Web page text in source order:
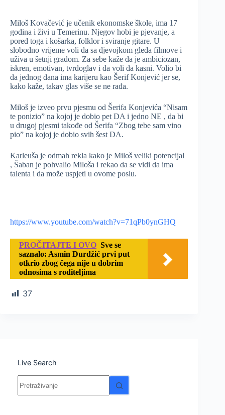
Miloš Kovačević je učenik ekonomske škole, ima 17
godina i živi u Temerinu. Njegov hobi je pjevanje, a
pored toga i košarka, folklor i sviranje gitare. U
slobodno vrijeme voli da sa djevojkom gleda filmove i
uživa u šetnji gradom. Za sebe kaže da je ambiciozan,
iskren, emotivan, tvrdoglav i da voli da kasni. Volio bi
da jednog dana ima karijeru kao Šerif Konjević jer se,
kako kaže, takav glas više se ne rađa.
Miloš je izveo prvu pjesmu od Šerifa Konjevića “Nisam
te ponizio” na kojoj je dobio pet DA i jedno NE , da bi
u drugoj pjesmi takođe od Šerifa “Zbog tebe sam vino
pio” na kojoj je dobio svih šest DA.
Karleuša je odmah rekla kako je Miloš veliki potencijal
, Šaban je pohvalio Miloša i rekao da se vidi da ima
talenta i da može uspjeti u ovome poslu.
https://www.youtube.com/watch?v=71qPb0ynGHQ
PROČITAJTE I OVO Sve se
saznalo: Asmin Durdžić prvi put
otkrio zbog čega nije u dobrim
odnosima s roditeljima
37
Live Search
Nema
rezultata.